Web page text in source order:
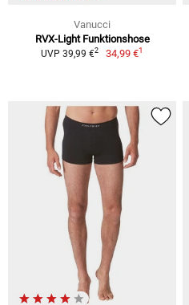
Vanucci
RVX-Light Funktionshose
UVP 39,99 €2 34,99 €1